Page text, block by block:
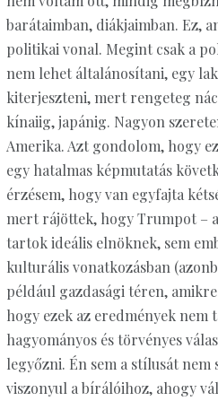
barátaimban, diákjaimban. Ez,
politikai vonal. Megint csak a
nem lehet általánosítani, egy
kiterjeszteni, mert rengeteg
kínaiig, japánig. Nagyon
Amerika. Azt gondolom, hogy
egy hatalmas képmutatás
érzésem, hogy van egyfajta
mert rájöttek, hogy Trumpot –
tartok ideális elnöknek, sem
kulturális vonatkozásban
például gazdasági téren,
hogy ezek az eredmények nem
hagyományos és törvényes
legyőzni. Én sem a stílusát nem
viszonyul a bírálóihoz, ahogy